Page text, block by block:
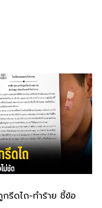
รีดไถ-ทำร้าย ชี้ข้อ